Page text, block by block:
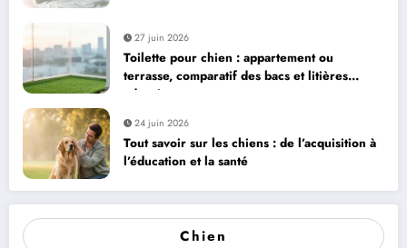
27 juin 2026
Toilette pour chien : appartement ou
terrasse, comparatif des bacs et litières
adaptés
24 juin 2026
Tout savoir sur les chiens : de l’acquisition à
l’éducation et la santé
Chien